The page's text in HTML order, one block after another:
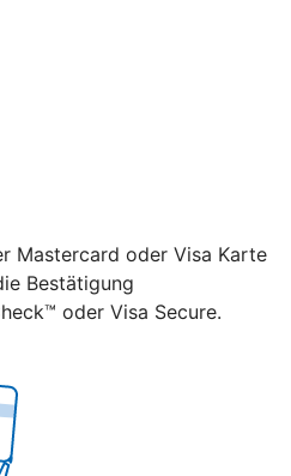
Mastercard oder Visa Karte
Bestätigung
oder Visa Secure.